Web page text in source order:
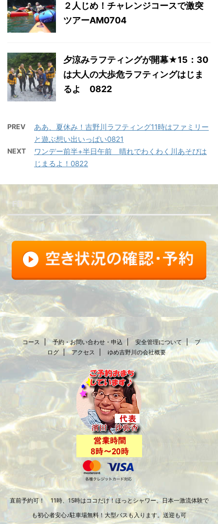
２人じめ！チャレンジコースで激突
ツアーAM0704
夕涼みラフティングが開幕★15：30
は大人の大歩危ラフティングはじま
るよ 0822
PREV
ああ、夏休み！吉野川ラフティング11時はファミリー
と遊ぶ想い出いっぱい0821
NEXT
ワンデー前半+半日午前 晴れでわくわく川あそびは
じまるよ！0822
FB
コース 予約・お問い合わせ・申込 安全管理について
ブ
ログ
アクセス ゆめ吉野川の会社概要
直前予約可！ 11時、15時はココだけ！ほっとシャワー。日本一激流体験で
も初心者安心♪駐車場無料！大型バスも入ります。送迎も可